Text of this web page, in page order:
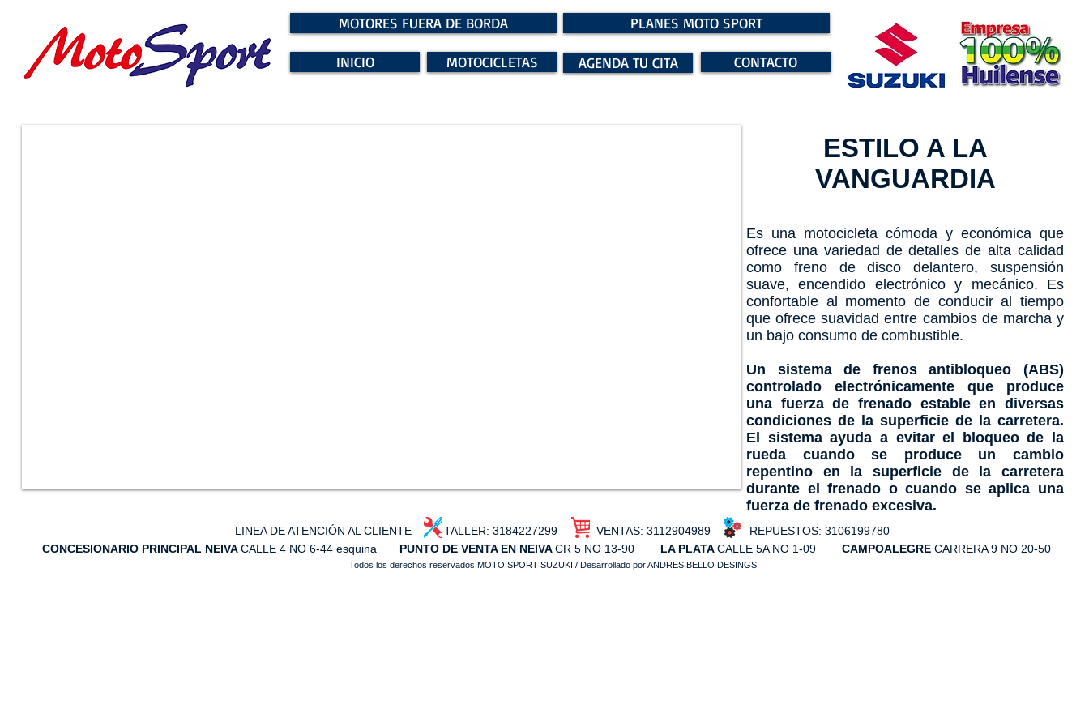
MOTORES FUERA DE BORDA PLANES MOTO SPORT
INICIO MOTOCICLETAS AGENDA TU CITA CONTACTO
ESTILO A LA
VANGUARDIA
Es una motocicleta cómoda y económica que
ofrece una variedad de detalles de alta calidad
como freno de disco delantero, suspensión
suave, encendido electrónico y mecánico. Es
confortable al momento de conducir al tiempo
que ofrece suavidad entre cambios de marcha y
un bajo consumo de combustible.
Un sistema de frenos antibloqueo (ABS)
controlado electrónicamente que produce
una fuerza de frenado estable en diversas
condiciones de la superficie de la carretera.
El sistema ayuda a evitar el bloqueo de la
rueda cuando se produce un cambio
repentino en la superficie de la carretera
durante el frenado o cuando se aplica una
fuerza de frenado excesiva.
LINEA DE ATENCIÓN AL CLIENTE TALLER: 3184227299 VENTAS: 3112904989 REPUESTOS: 3106199780
CONCESIONARIO PRINCIPAL NEIVACALLE 4 NO 6-44 esquina PUNTO DE VENTA EN NEIVACR 5 NO 13-90LA PLATACALLE 5A NO 1-09 CAMPOALEGRE CARRERA 9 NO 20-50
Todos los derechos reservados MOTO SPORT SUZUKI / Desarrollado por ANDRES BELLO DESINGS